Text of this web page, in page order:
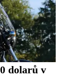
dolarů v